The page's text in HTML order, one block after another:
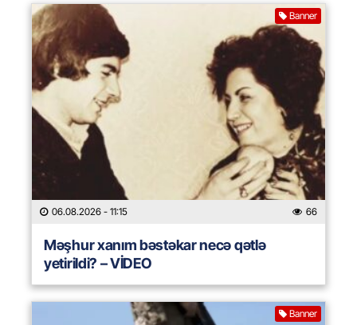
Banner
06.08.2026 - 11:15 66
Məşhur xanım bəstəkar necə qətlə
yetirildi? – VİDEO
Banner